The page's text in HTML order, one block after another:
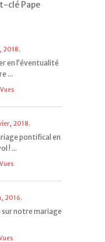
clé Pape
2018.
en l’éventualité
...
2018.
pontifical en
! ...
2016.
sur notre mariage